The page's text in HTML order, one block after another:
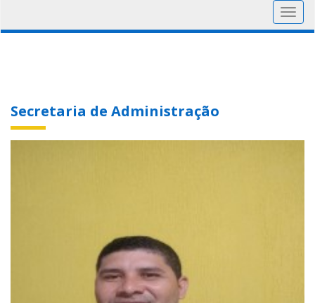
Secretaria de Administração